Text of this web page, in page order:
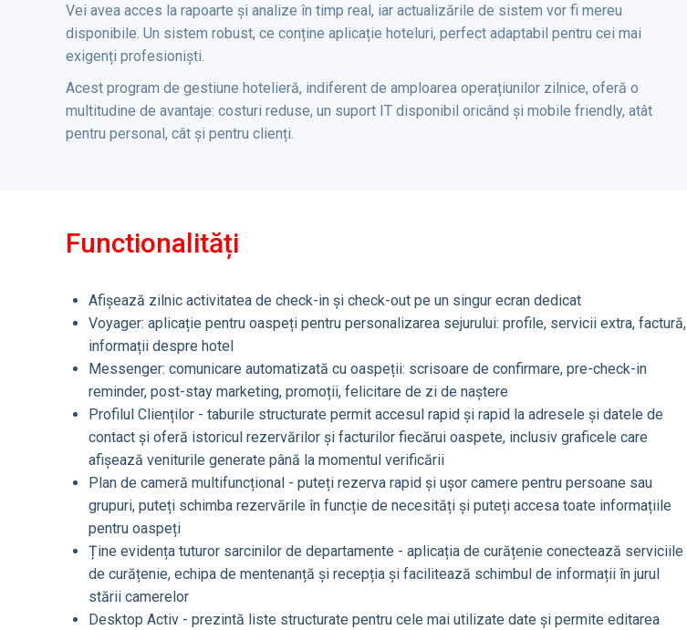
Vei avea acces la rapoarte și analize în timp real, iar actualizările de sistem vor fi mereu
disponibile. Un sistem robust, ce conține aplicație hoteluri, perfect adaptabil pentru cei mai
exigenți profesioniști.
Acest program de gestiune hotelieră, indiferent de amploarea operațiunilor zilnice, oferă o
multitudine de avantaje: costuri reduse, un suport IT disponibil oricând și mobile friendly, atât
pentru personal, cât și pentru clienți.
Functionalități
Afișează zilnic activitatea de check-in și check-out pe un singur ecran dedicat
Voyager: aplicație pentru oaspeți pentru personalizarea sejurului: profile, servicii extra, factură,
informații despre hotel
Messenger: comunicare automatizată cu oaspeții: scrisoare de confirmare, pre-check-in
reminder, post-stay marketing, promoții, felicitare de zi de naștere
Profilul Clienților - taburile structurate permit accesul rapid și rapid la adresele și datele de
contact și oferă istoricul rezervărilor și facturilor fiecărui oaspete, inclusiv graficele care
afișează veniturile generate până la momentul verificării
Plan de cameră multifuncțional - puteți rezerva rapid și ușor camere pentru persoane sau
grupuri, puteți schimba rezervările în funcție de necesități și puteți accesa toate informațiile
pentru oaspeți
Ține evidența tuturor sarcinilor de departamente - aplicația de curățenie conectează serviciile
de curățenie, echipa de mentenanță și recepția și facilitează schimbul de informații în jurul
stării camerelor
Desktop Activ - prezintă liste structurate pentru cele mai utilizate date și permite editarea